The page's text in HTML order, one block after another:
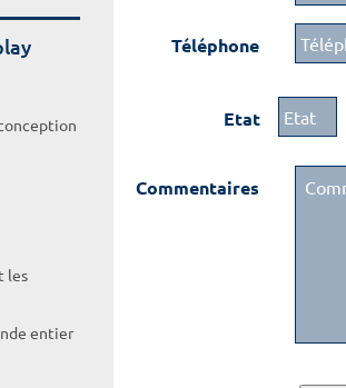
les
entier
Téléphone
Etat
Commentaires